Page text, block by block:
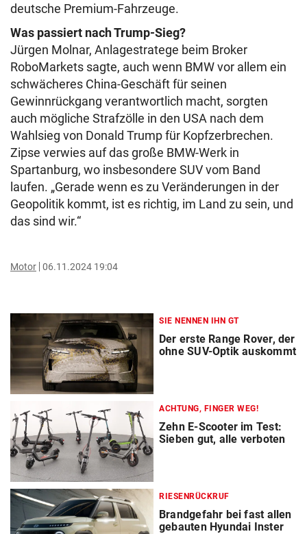
deutsche Premium-Fahrzeuge.
Was passiert nach Trump-Sieg?
Jürgen Molnar, Anlagestratege beim Broker
RoboMarkets sagte, auch wenn BMW vor allem ein
schwächeres China-Geschäft für seinen
Gewinnrückgang verantwortlich macht, sorgten
auch mögliche Strafzölle in den USA nach dem
Wahlsieg von Donald Trump für Kopfzerbrechen.
Zipse verwies auf das große BMW-Werk in
Spartanburg, wo insbesondere SUV vom Band
laufen. „Gerade wenn es zu Veränderungen in der
Geopolitik kommt, ist es richtig, im Land zu sein, und
das sind wir.“
Motor 06.11.2024 19:04
SIE NENNEN IHN GT
Der erste Range Rover, der
ohne SUV-Optik auskommt
ACHTUNG, FINGER WEG!
Zehn E-Scooter im Test:
Sieben gut, alle verboten
RIESENRÜCKRUF
Brandgefahr bei fast allen
gebauten Hyundai Inster